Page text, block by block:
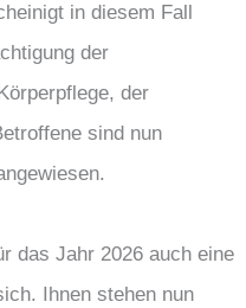
in diesem Fall
der
der
sind nun
das Jahr 2026 auch eine
Ihnen stehen nun